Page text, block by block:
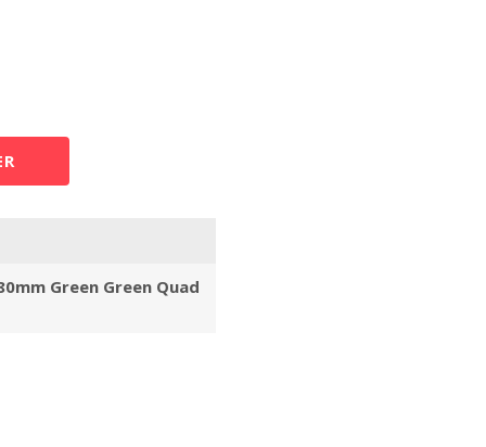
Green Green Quad